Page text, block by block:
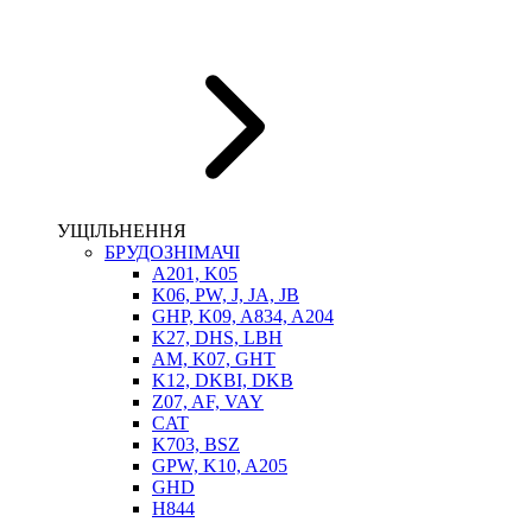
ГІДРОАКУМУЛЯТОРИ ТА КОМПЛЕКТУЮЧІ
ГІДРОФІКАЦІЯ ТЯГАЧІВ
КОНТРОЛЬНО-ВИМІРЮВАЛЬНА АПАРАТУРА
ВТУЛКИ
УЩІЛЬНЕННЯ
БРУДОЗНІМАЧІ
A201, K05
K06, PW, J, JA, JB
GHP, K09, A834, A204
K27, DHS, LBH
AM, K07, GHT
K12, DKBI, DKB
Z07, AF, VAY
CAT
K703, BSZ
GPW, K10, A205
GHD
H844